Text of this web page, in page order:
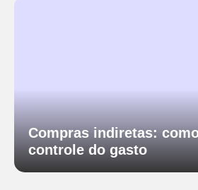
Compras indiretas:
controle do gasto